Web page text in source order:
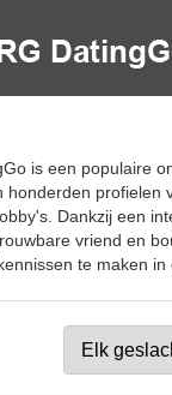
is een populaire
honderden profielen
Dankzij een
vriend en
te maken